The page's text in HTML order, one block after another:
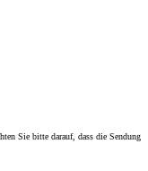
Sie bitte darauf, dass die Sendung